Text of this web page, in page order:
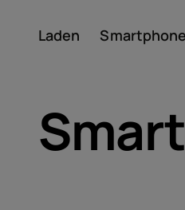
Laden